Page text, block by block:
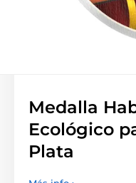
Medalla
Ecológico
Plata